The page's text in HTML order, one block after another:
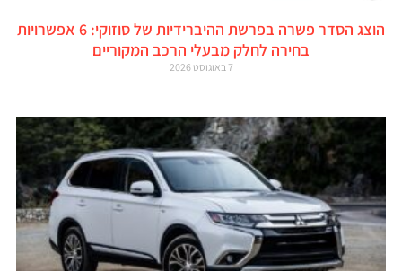
הוצג הסדר פשרה בפרשת ההיברידיות של סוזוקי: 6 אפשרויות
בחירה לחלק מבעלי הרכב המקוריים
7 באוגוסט 2026